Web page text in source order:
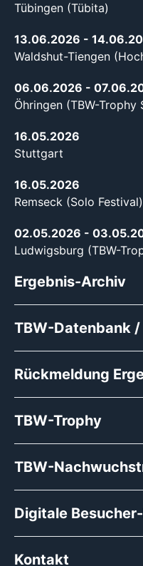
Tübingen (Tübita)
13.06.2026 -
Waldshut-Tiengen
06.06.2026 -
Öhringen (TBW-Trophy
16.05.2026
Stuttgart
16.05.2026
Remseck (Solo Festival)
02.05.2026 -
Ludwigsburg (TBW-
Ergebnis-Archiv
TBW-Datenbank /
Rückmeldung
TBW-Trophy
TBW-
Digitale
Kontakt